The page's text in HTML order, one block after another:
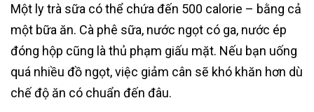
Một ly trà sữa có thể chứa đến 500 calorie – bằng cả
một bữa ăn. Cà phê sữa, nước ngọt có ga, nước ép
đóng hộp cũng là thủ phạm giấu mặt. Nếu bạn uống
quá nhiều đồ ngọt, việc giảm cân sẽ khó khăn hơn dù
chế độ ăn có chuẩn đến đâu.